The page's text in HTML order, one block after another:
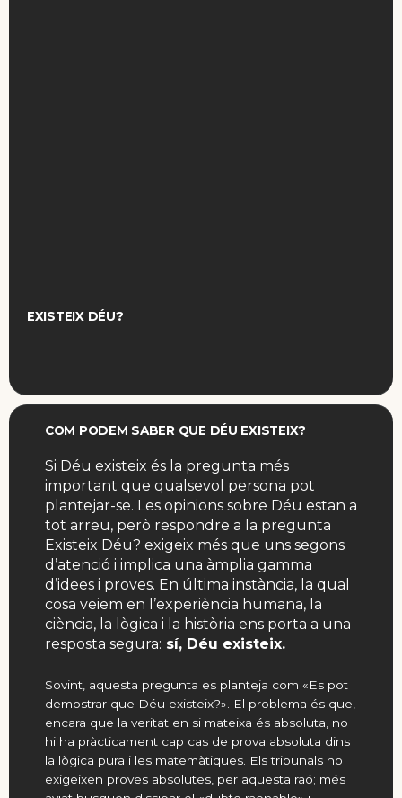
EXISTEIX DÉU?
COM PODEM SABER QUE DÉU EXISTEIX?
Si Déu existeix és la pregunta més
important que qualsevol persona pot
plantejar-se. Les opinions sobre Déu estan a
tot arreu, però respondre a la pregunta
Existeix Déu? exigeix més que uns segons
d’atenció i implica una àmplia gamma
d’idees i proves. En última instància, la qual
cosa veiem en l’experiència humana, la
ciència, la lògica i la història ens porta a una
resposta segura: sí, Déu existeix.
Sovint, aquesta pregunta es planteja com «Es pot
demostrar que Déu existeix?». El problema és que,
encara que la veritat en si mateixa és absoluta, no
hi ha pràcticament cap cas de prova absoluta dins
la lògica pura i les matemàtiques. Els tribunals no
exigeixen proves absolutes, per aquesta raó; més